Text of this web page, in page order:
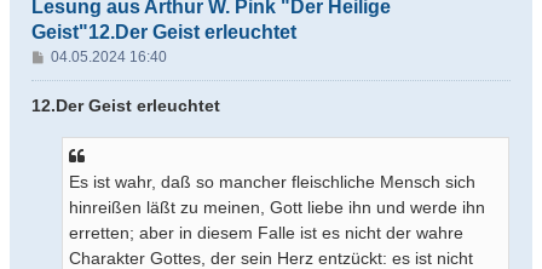
Lesung aus Arthur W. Pink "Der Heilige
Geist"12.Der Geist erleuchtet
B
e
i
04.05.2024 16:40
12.Der Geist erleuchtet
Es ist wahr, daß so mancher fleischliche Mensch sich
hinreißen läßt zu meinen, Gott liebe ihn und werde ihn
erretten; aber in diesem Falle ist es nicht der wahre
Charakter Gottes, der sein Herz entzückt: es ist nicht